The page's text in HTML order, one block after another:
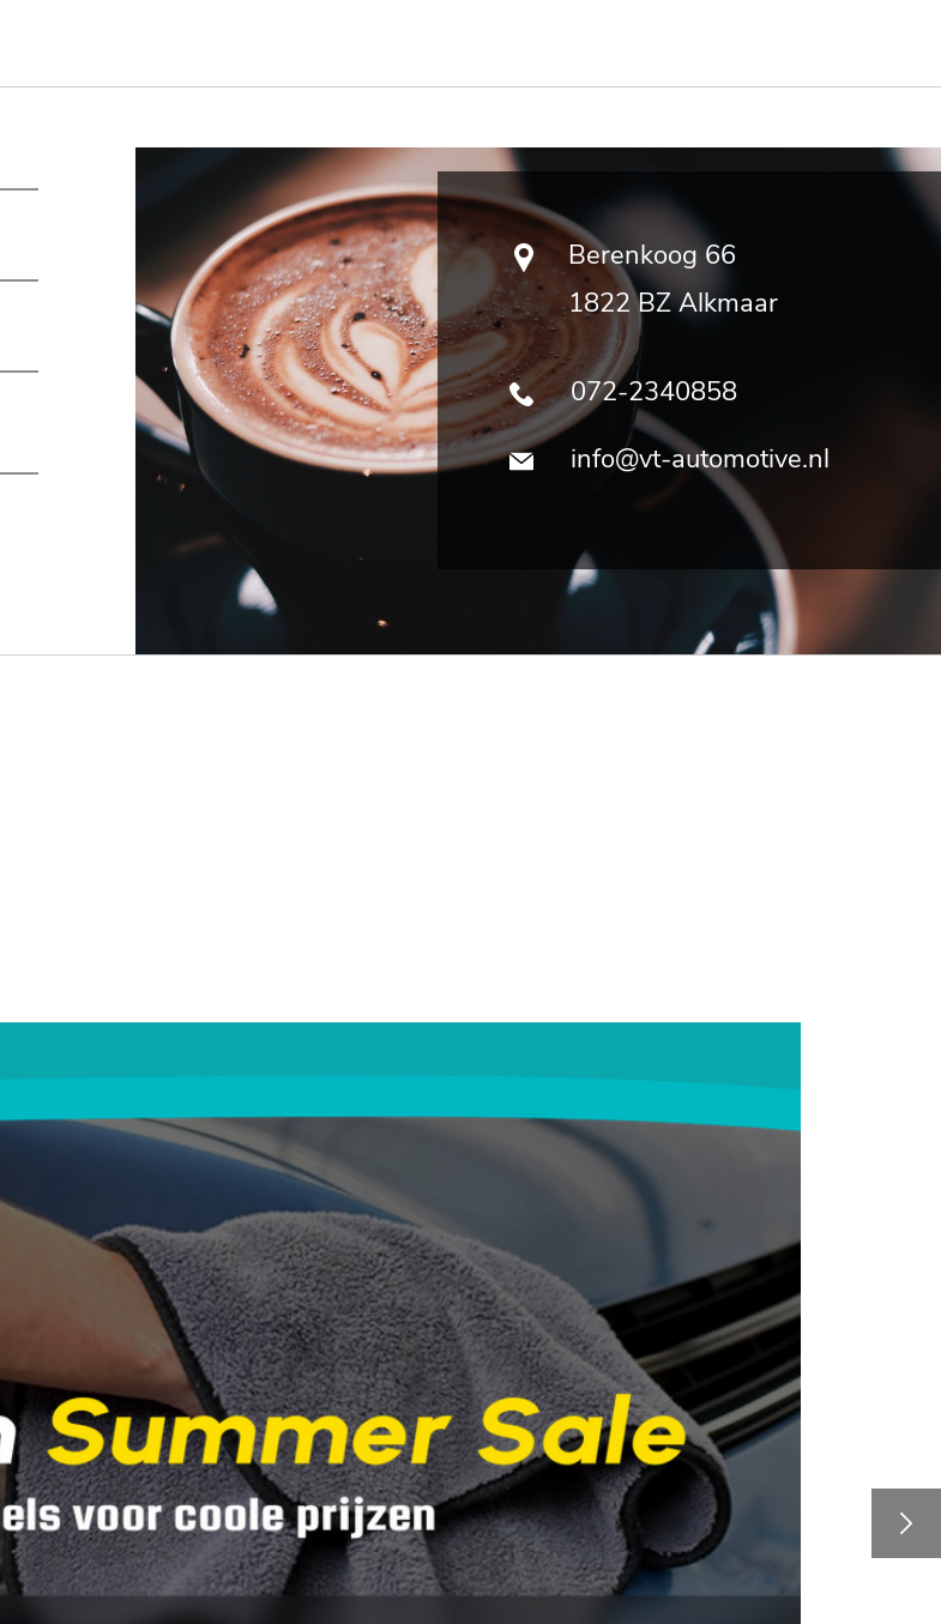
Berenkoog 66
1822 BZ Alkmaar
072-2340858
info@vt-automotive.nl